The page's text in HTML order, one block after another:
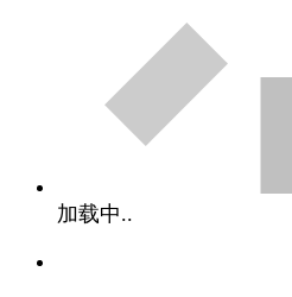
加载中..